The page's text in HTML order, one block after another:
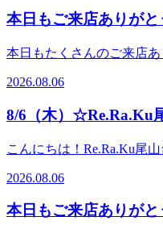
お待ちしております＾
☆。★。☆。★。☆。★．．
ご案内できるお時間がご
す。※ご予約状況はその都
☆。★．．．『肩甲骨スト
入れた整体ファンからも
ージとは違うボディケア
ージファンにも大人気＃
本日もご来店ありが
本日もたくさんのご来店
おります。『肩甲骨スト
れた整体ファンからも人
井町線 ＃尾山台 ＃整体・
玉川＃自由が丘＃等々力
2026.08.06
8/6（木）☆Re.Ra.Ku
こんにちは！Re.Ra.Ku尾
と一頑張りですね。今日
ております＾＾♪．．
★。☆。★。☆。★．．．
2026.08.06
本日もご来店ありが